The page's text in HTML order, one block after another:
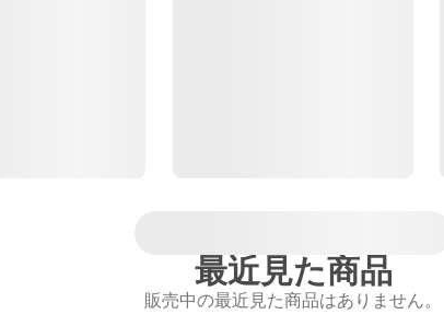
最近見た商品
販売中の最近見た商品はありません。